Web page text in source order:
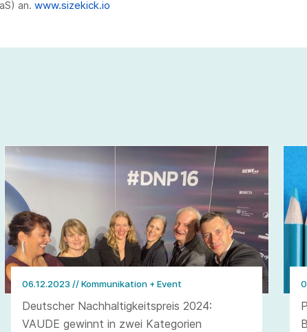
an. www.sizekick.io
06.12.2023 // Kommunikation + Event
Deutscher Nachhaltigkeitspreis 2024:
VAUDE gewinnt in zwei Kategorien